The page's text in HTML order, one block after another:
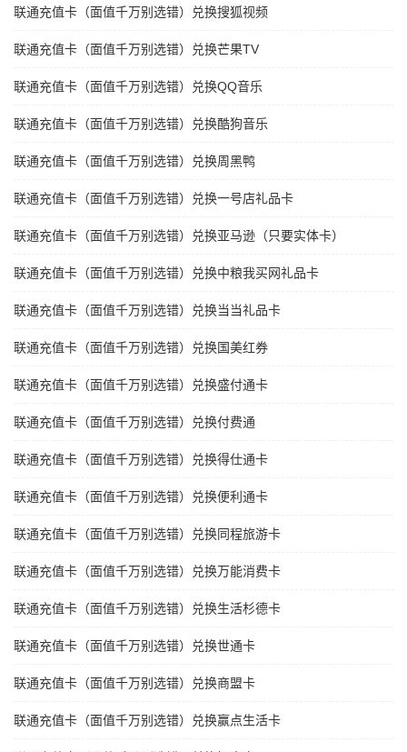
联通充值卡（面值千万别选错）兑换搜狐视频
联通充值卡（面值千万别选错）兑换芒果TV
联通充值卡（面值千万别选错）兑换QQ音乐
联通充值卡（面值千万别选错）兑换酷狗音乐
联通充值卡（面值千万别选错）兑换周黑鸭
联通充值卡（面值千万别选错）兑换一号店礼品卡
联通充值卡（面值千万别选错）兑换亚马逊（只要实体卡）
联通充值卡（面值千万别选错）兑换中粮我买网礼品卡
联通充值卡（面值千万别选错）兑换当当礼品卡
联通充值卡（面值千万别选错）兑换国美红券
联通充值卡（面值千万别选错）兑换盛付通卡
联通充值卡（面值千万别选错）兑换付费通
联通充值卡（面值千万别选错）兑换得仕通卡
联通充值卡（面值千万别选错）兑换便利通卡
联通充值卡（面值千万别选错）兑换同程旅游卡
联通充值卡（面值千万别选错）兑换万能消费卡
联通充值卡（面值千万别选错）兑换生活杉德卡
联通充值卡（面值千万别选错）兑换世通卡
联通充值卡（面值千万别选错）兑换商盟卡
联通充值卡（面值千万别选错）兑换赢点生活卡